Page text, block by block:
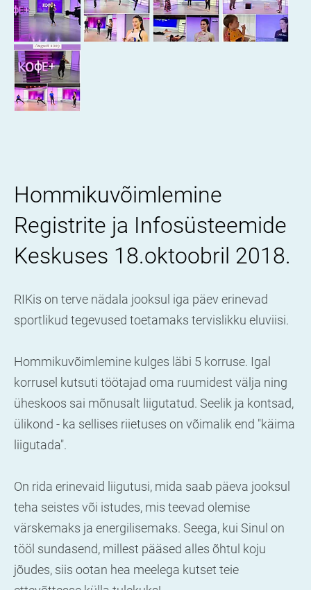
Hommikuvõimlemine
Registrite ja Infosüsteemide
Keskuses 18.oktoobril 2018.
RIKis on terve nädala jooksul iga päev erinevad
sportlikud tegevused toetamaks tervislikku eluviisi.
Hommikuvõimlemine kulges läbi 5 korruse. Igal
korrusel kutsuti töötajad oma ruumidest välja ning
üheskoos sai mõnusalt liigutatud. Seelik ja kontsad,
ülikond - ka sellises riietuses on võimalik end "käima
liigutada".
On rida erinevaid liigutusi, mida saab päeva jooksul
teha seistes või istudes, mis teevad olemise
värskemaks ja energilisemaks. Seega, kui Sinul on
tööl sundasend, millest pääsed alles õhtul koju
jõudes, siis ootan hea meelega kutset teie